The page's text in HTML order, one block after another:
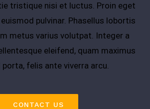
tristique nisi et luctus. Proin eget
pulvinar. Phasellus lobortis
metus varius volutpat. Integer a
eleifend, quam maximus
felis ante viverra arcu.
CONTACT US